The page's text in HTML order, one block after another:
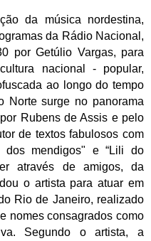
da música nordestina,
da Rádio Nacional,
por Getúlio Vargas, para
nacional - popular,
ao longo do tempo
Norte surge no panorama
Rubens de Assis e pelo
de textos fabulosos com
dos mendigos" e “Lili do
através de amigos, da
o artista para atuar em
Rio de Janeiro, realizado
nomes consagrados como
Segundo o artista, a